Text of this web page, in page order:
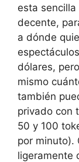
esta
decente,
a dónde
dólares,
mismo
también
privado con
50 y 100
por minuto).
ligeramente